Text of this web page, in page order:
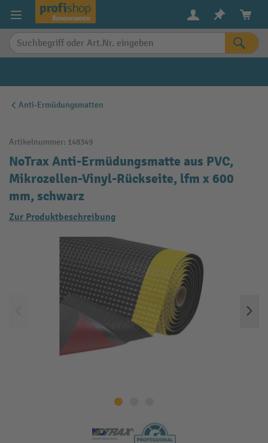
springen
Anti-Ermüdungsmatten
Artikelnummer: 148349
NoTrax Anti-Ermüdungsmatte aus PVC,
Mikrozellen-Vinyl-Rückseite, lfm x 600
mm, schwarz
Zur Produktbeschreibung